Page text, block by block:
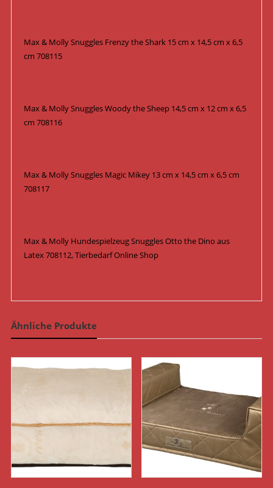
Max & Molly Snuggles Frenzy the Shark 15 cm x 14,5 cm x 6,5
cm 708115
Max & Molly Snuggles Woody the Sheep 14,5 cm x 12 cm x 6,5
cm 708116
Max & Molly Snuggles Magic Mikey 13 cm x 14,5 cm x 6,5 cm
708117
Max & Molly Hundespielzeug Snuggles Otto the Dino aus
Latex 708112, Tierbedarf Online Shop
Ähnliche Produkte